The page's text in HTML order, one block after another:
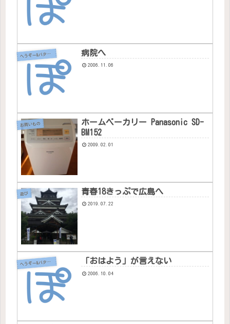
へ
うぞー&バタちゃん 病院へ
2006.11.06
お買いもの
ホームベーカリー Panasonic SD-
BM152
2009.02.01
遊び 青春18きっぷで広島へ
2019.07.22
へ
うぞー&バタちゃん 「おはよう」が言えない
2006.10.04